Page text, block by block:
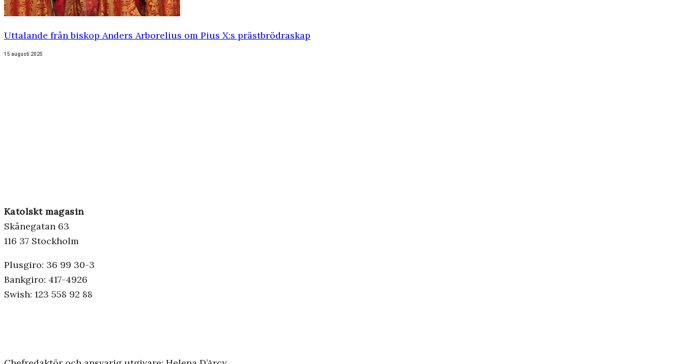
Uttalande från biskop Anders Arborelius om Pius X:s prästbrödraskap
15 augusti 2025
Katolskt magasin
Skånegatan 63
116 37 Stockholm
Plusgiro: 36 99 30-3
Bankgiro: 417-4926
Swish: 123 558 92 88